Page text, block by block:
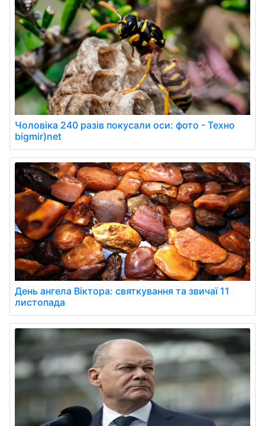
Чоловіка 240 разів покусали оси: фото - Техно
bigmir)net
День ангела Віктора: святкування та звичаї 11
листопада